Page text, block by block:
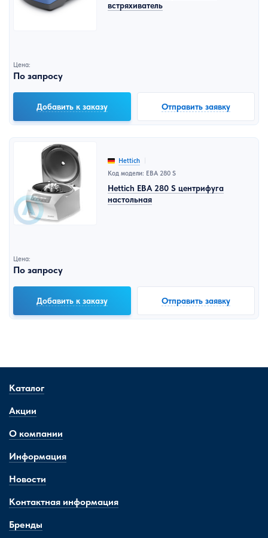
встряхиватель
Цена:
По запросу
Добавить к заказу Отправить заявку
Hettich
Код модели: EBA 280 S
Hettich EBA 280 S центрифуга
настольная
Цена:
По запросу
Добавить к заказу Отправить заявку
Каталог
Акции
О компании
Информация
Новости
Контактная информация
Бренды